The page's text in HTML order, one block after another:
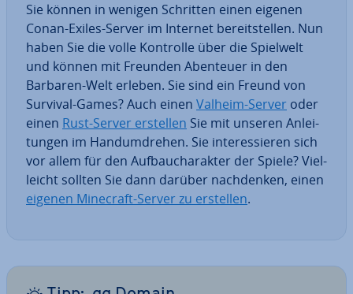
Sie können in wenigen Schritten einen eigenen
Conan-Exiles-Server im Internet be­reit­stel­len. Nun
haben Sie die volle Kontrolle über die Spielwelt
und können mit Freunden Abenteuer in den
Barbaren-Welt erleben. Sie sind ein Freund von
Survival-Games? Auch einen Valheim-Server oder
einen Rust-Server erstellen Sie mit unseren An­lei­
tun­gen im Hand­um­dre­hen. Sie in­ter­es­sie­ren sich
vor allem für den Auf­bau­cha­rak­ter der Spiele? Viel­
leicht sollten Sie dann darüber nach­den­ken, einen
eigenen Minecraft-Server zu erstellen.